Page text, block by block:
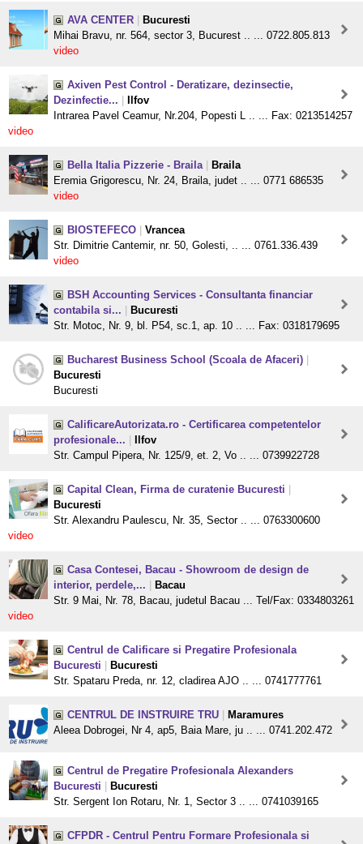
AVA CENTER
Bucuresti
Mihai Bravu, nr. 564, sector 3, Bucurest .. ... 0722.805.813
video
Axiven Pest Control - Deratizare, dezinsectie,
Dezinfectie...
Ilfov
Intrarea Pavel Ceamur, Nr.204, Popesti L .. ... Fax: 0213514257
video
Bella Italia Pizzerie - Braila
Braila
Eremia Grigorescu, Nr. 24, Braila, judet .. ... 0771 686535
video
BIOSTEFECO
Vrancea
Str. Dimitrie Cantemir, nr. 50, Golesti, .. ... 0761.336.439
video
BSH Accounting Services - Consultanta financiar
contabila si...
Bucuresti
Str. Motoc, Nr. 9, bl. P54, sc.1, ap. 10 .. ... Fax: 0318179695
Bucharest Business School (Scoala de Afaceri)
Bucuresti
Bucuresti
CalificareAutorizata.ro - Certificarea competentelor
profesionale...
Ilfov
Str. Campul Pipera, Nr. 125/9, et. 2, Vo .. ... 0739922728
Capital Clean, Firma de curatenie Bucuresti
Bucuresti
Str. Alexandru Paulescu, Nr. 35, Sector .. ... 0763300600
video
Casa Contesei, Bacau - Showroom de design de
interior, perdele,...
Bacau
Str. 9 Mai, Nr. 78, Bacau, judetul Bacau ... Tel/Fax: 0334803261
video
Centrul de Calificare si Pregatire Profesionala
Bucuresti
Bucuresti
Str. Spataru Preda, nr. 12, cladirea AJO .. ... 0741777761
CENTRUL DE INSTRUIRE TRU
Maramures
Aleea Dobrogei, Nr 4, ap5, Baia Mare, ju .. ... 0741.202.472
Centrul de Pregatire Profesionala Alexanders
Bucuresti
Bucuresti
Str. Sergent Ion Rotaru, Nr. 1, Sector 3 .. ... 0741039165
CFPDR - Centrul Pentru Formare Profesionala si